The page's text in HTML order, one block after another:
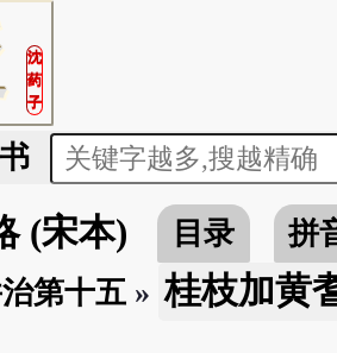
沈
药
子
(宋本) 目录 拼
第十五» 桂枝加黄